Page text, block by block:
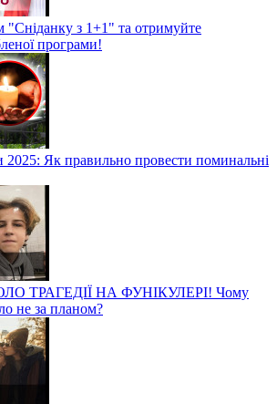
"Сніданку з 1+1" та отримуйте
програми!
Як правильно провести поминальні
ТРАГЕДІЇ НА ФУНІКУЛЕРІ! Чому
не за планом?